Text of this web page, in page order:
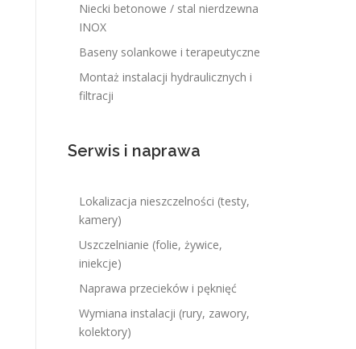
Niecki betonowe / stal nierdzewna
INOX
Baseny solankowe i terapeutyczne
Montaż instalacji hydraulicznych i
filtracji
Serwis i naprawa
Lokalizacja nieszczelności (testy,
kamery)
Uszczelnianie (folie, żywice,
iniekcje)
Naprawa przecieków i pęknięć
Wymiana instalacji (rury, zawory,
kolektory)